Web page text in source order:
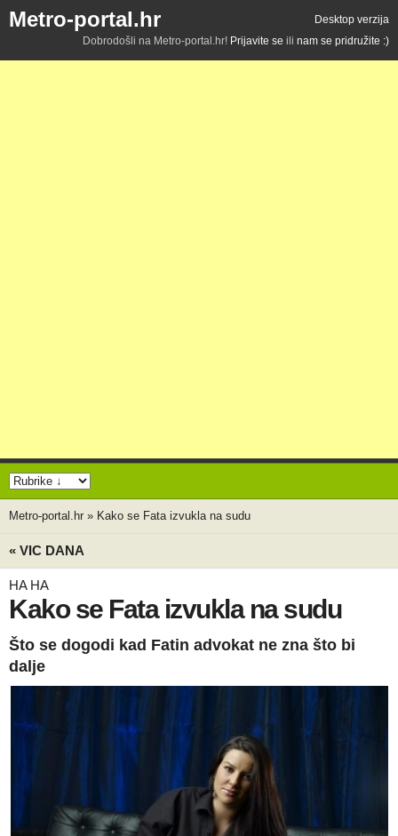
Metro-portal.hr
Desktop verzija
Dobrodošli na Metro-portal.hr! Prijavite se ili nam se pridružite :)
Metro-portal.hr » Kako se Fata izvukla na sudu
« VIC DANA
HA HA
Kako se Fata izvukla na sudu
Što se dogodi kad Fatin advokat ne zna što bi
dalje